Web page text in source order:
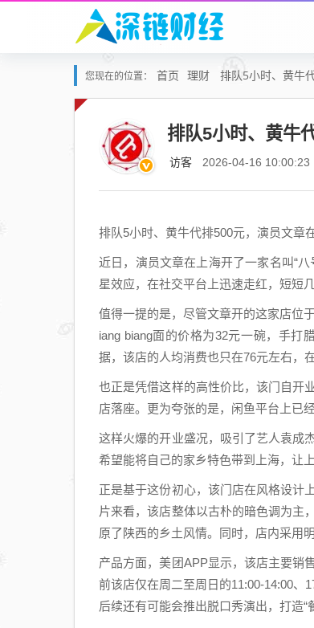
您现在的位置： 首页 理财 排队5小时、黄牛
排队5小时、黄牛
访客 2026-04-16 10:00:23
排队5小时、黄牛代排500元，演员文章
近日，演员文章在上海开了一家名叫“
星效应，在社交平台上迅速走红，短短
值得一提的是，尽管文章开的这家店位
iang biang面的价格为32元一碗，手打
据，该店的人均消费也只在76元左右，
也正是凭借这样的高性价比，该门自开
店落座。更为夸张的是，闲鱼平台上已
这样火爆的开业盛况，吸引了艺人袁成
希望能将自己的家乡特色带到上海，让
正是基于这份初心，该门店在风格设计
片来看，该店整体以古朴的暗色调为主
原了陕西的乡土风情。同时，店内采用
产品方面，美团APP显示，该店主要销
前该店仅在周二至周日的11:00-14:00、
后续还有可能会推出脱口秀演出，打造“